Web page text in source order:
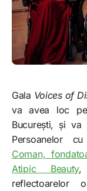
Gala Voices of
va avea loc
București, și va
Persoanelor
Coman,
Atipic Beauty,
reflectoarelor